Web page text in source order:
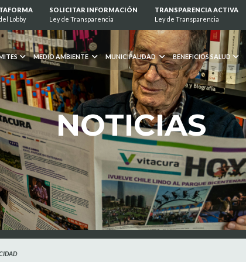
Lobby
SOLICITAR INFORMACIÓN
Ley de Transparencia
TRANSPARENCIA ACTIVA
Ley de Transparencia
MEDIO AMBIENTE MUNICIPALIDAD BENEFICIOS SALUD
NOTICIAS